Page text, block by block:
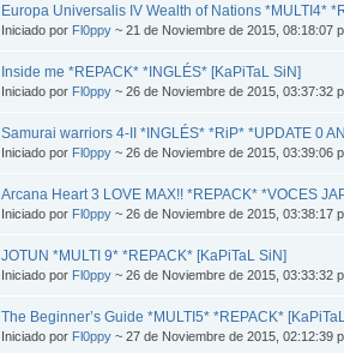
Europa Universalis IV Wealth of Nations *MULTI4*
Iniciado por Fl0ppy ~ 21 de Noviembre de 2015, 08:18:07
Inside me *REPACK* *INGLÉS* [KaPiTaL SiN]
Iniciado por Fl0ppy ~ 26 de Noviembre de 2015, 03:37:32
Samurai warriors 4-II *INGLÉS* *RiP* *UPDATE 0
Iniciado por Fl0ppy ~ 26 de Noviembre de 2015, 03:39:06
Arcana Heart 3 LOVE MAX!! *REPACK* *VOCES
Iniciado por Fl0ppy ~ 26 de Noviembre de 2015, 03:38:17
JOTUN *MULTI 9* *REPACK* [KaPiTaL SiN]
Iniciado por Fl0ppy ~ 26 de Noviembre de 2015, 03:33:32
The Beginner’s Guide *MULTI5* *REPACK*
Iniciado por Fl0ppy ~ 27 de Noviembre de 2015, 02:12:39